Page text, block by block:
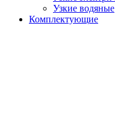
Узкие водяные
Комплектующие